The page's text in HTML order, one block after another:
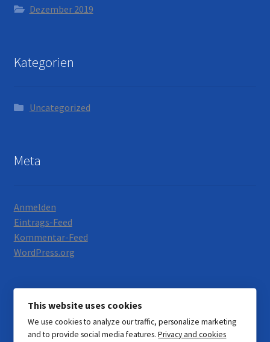
Dezember 2019
Kategorien
Uncategorized
Meta
Anmelden
Eintrags-Feed
Kommentar-Feed
WordPress.org
© Motorrad Neumann 2026
This website uses cookies
We use cookies to analyze our traffic, personalize marketing
and to provide social media features.Privacy and cookies